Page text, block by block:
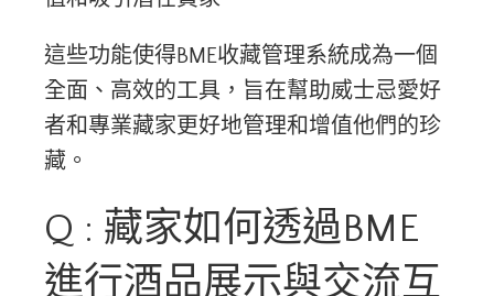
這些功能使得BME收藏管理系統成為一個
全面、高效的工具，旨在幫助威士忌愛好
者和專業藏家更好地管理和增值他們的珍
藏。
Q : 藏家如何透過BME
進行酒品展示與交流互